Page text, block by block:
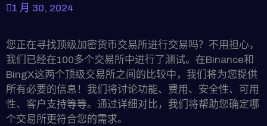
1 月 30, 2024
您正在寻找顶级加密货币交易所进行交易吗？不用担心，
我们已经在100多个交易所中进行了测试。在Binance和
BingX这两个顶级交易所之间的比较中，我们将为您提供
所有必要的信息！我们将讨论功能、费用、安全性、可用
性、客户支持等等。通过详细对比，我们将帮助您确定哪
个交易所更符合您的需求。